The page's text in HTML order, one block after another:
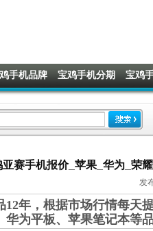
手机品牌 宝鸡手机分期 宝鸡
亚赛手机报价_苹果_华为_荣
发
12年，根据市场行情每天
华为平板、苹果笔记本等